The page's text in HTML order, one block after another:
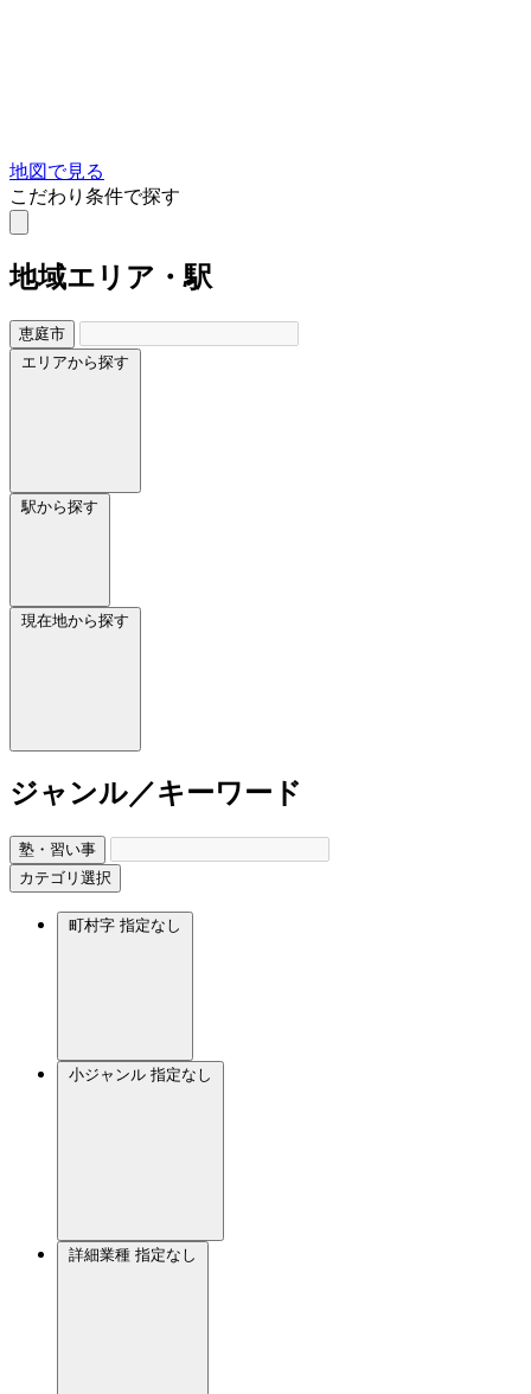
地図で見る
こだわり条件で探す
地域エリア・駅
恵庭市
エリアから探す
駅から探す
現在地から探す
ジャンル／キーワード
塾・習い事
カテゴリ選択
町村字 指定なし
小ジャンル 指定なし
詳細業種 指定なし